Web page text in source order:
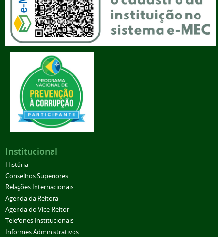
Institucional
História
Conselhos Superiores
Relações Internacionais
Agenda da Reitora
Agenda do Vice-Reitor
Telefones Institucionais
Informes Administrativos